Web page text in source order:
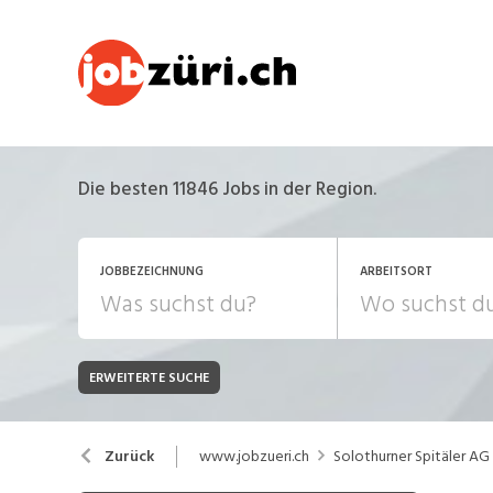
Die besten 11846 Jobs in der Region.
JOBBEZEICHNUNG ARBEITSORT
JOB-TYP
Festanstellung
Bank, Versicherung
Chemie, Pharma, Biotechnologie
ERWEITERTE SUCHE
Zurück www.jobzueri.ch Solothurner Spitäler AG